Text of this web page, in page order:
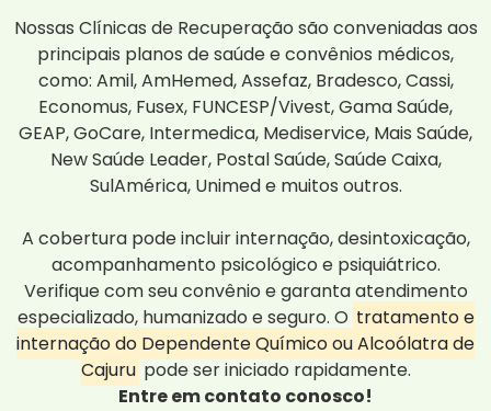
Nossas Clínicas de Recuperação são conveniadas aos
principais planos de saúde e convênios médicos,
como: Amil, AmHemed, Assefaz, Bradesco, Cassi,
Economus, Fusex, FUNCESP/Vivest, Gama Saúde,
GEAP, GoCare, Intermedica, Mediservice, Mais Saúde,
New Saúde Leader, Postal Saúde, Saúde Caixa,
SulAmérica, Unimed e muitos outros.
A cobertura pode incluir internação, desintoxicação,
acompanhamento psicológico e psiquiátrico.
Verifique com seu convênio e garanta atendimento
especializado, humanizado e seguro. O tratamento e
internação do Dependente Químico ou Alcoólatra de
Cajuru pode ser iniciado rapidamente.
Entre em contato conosco!